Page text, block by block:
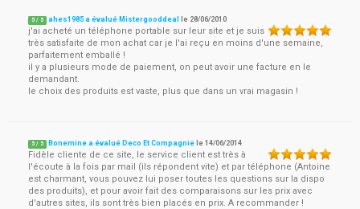
5 / 5 ahes1985 a évalué Mistergooddeal le 28/06/2010
j'ai acheté un téléphone portable sur leur site et je suis
très satisfaite de mon achat car je l'ai reçu en moins d'une semaine,
parfaitement emballé !
il y a plusieurs mode de paiement, on peut avoir une facture en le
demandant.
le choix des produits est vaste, plus que dans un vrai magasin !
5 / 5 Bonemine a évalué Deco Et Compagnie le14/06/2014
Fidèle cliente de ce site, le service client est très à
l'écoute à la fois par mail (ils répondent vite) et par téléphone (Antoine
est charmant, vous pouvez lui poser toutes les questions sur la dispo
des produits), et pour avoir fait des comparaisons sur les prix avec
d'autres sites, ils sont très bien placés en prix. A recommander !